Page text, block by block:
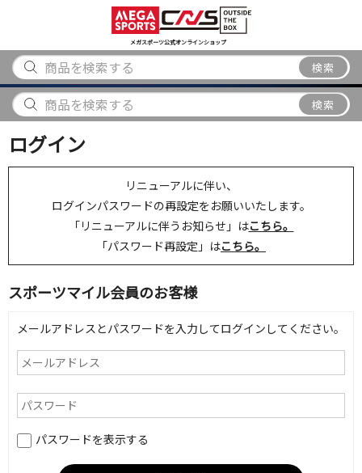
メガスポーツ公式オンラインショップ
検索
アウトドア
から探す
ブランド
から探す
検索
ログイン
リニューアルに伴い、
ログインパスワードの再設定をお願いいたします。
「リニューアルに伴うお知らせ」はこちら。
「パスワード再設定」はこちら。
スポーツマイル会員のお客様
メールアドレスとパスワードを入力してログインしてください。
パスワードを表示する